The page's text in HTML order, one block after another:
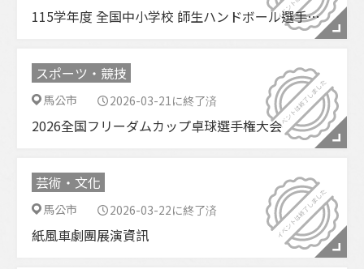
115学年度 全国中小学校 師生ハンドボール選手権大会
スポーツ・競技
馬公市 2026-03-21に終了済
2026全国フリーダムカップ卓球選手権大会
芸術・文化
馬公市 2026-03-22に終了済
紙風車劇團展演資訊